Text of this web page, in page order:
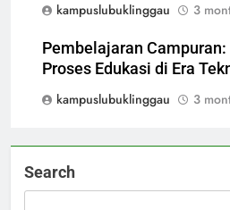
kampuslubuklinggau
3
Pembelajaran
Proses Edukasi di Era
kampuslubuklinggau
3
Search